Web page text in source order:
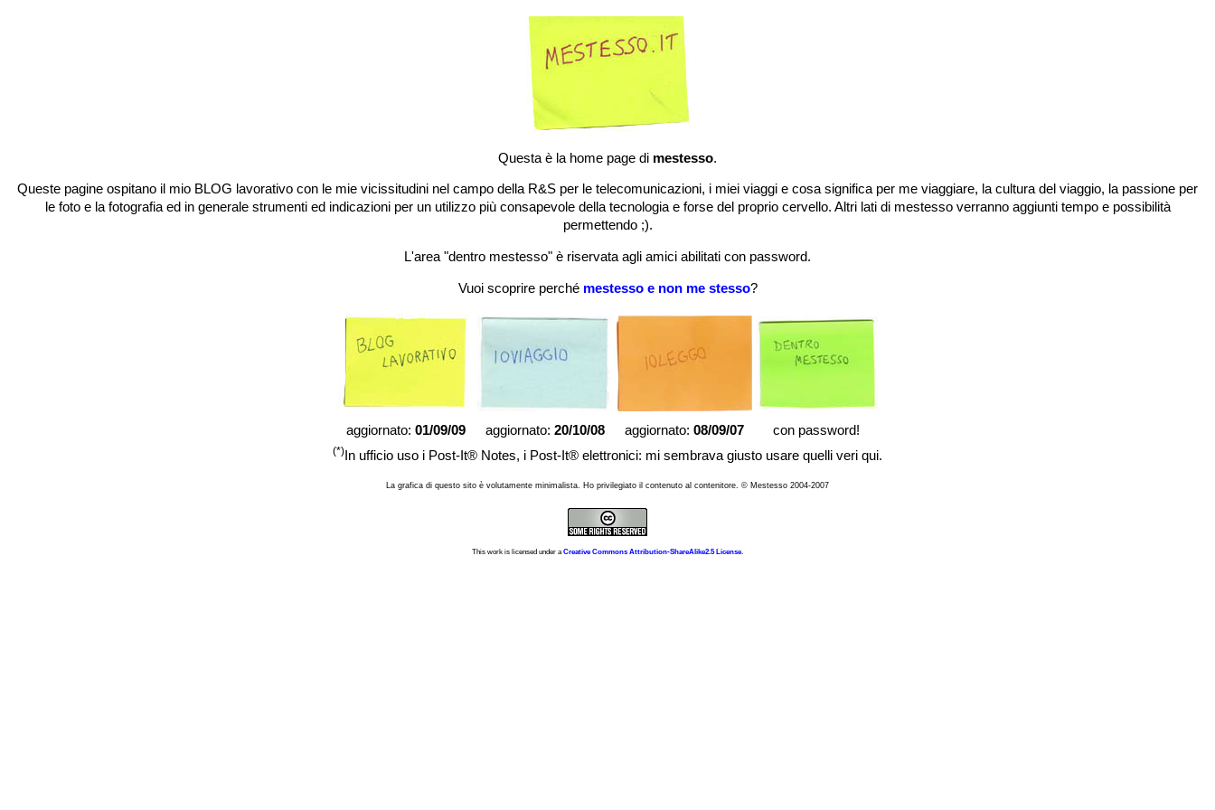
Questa è la home page di mestesso.
Queste pagine ospitano il mio BLOG lavorativo con le mie vicissitudini nel campo della R&S per le telecomunicazioni, i miei viaggi e cosa significa per me viaggiare, la cultura del viaggio, la passione per
le foto e la fotografia ed in generale strumenti ed indicazioni per un utilizzo più consapevole della tecnologia e forse del proprio cervello. Altri lati di mestesso verranno aggiunti tempo e possibilità
permettendo ;).
L'area "dentro mestesso" è riservata agli amici abilitati con password.
Vuoi scoprire perché mestesso e non me stesso?
aggiornato: 01/09/09 aggiornato: 20/10/08 aggiornato: 08/09/07 con password!
(*)In ufficio uso i Post-It® Notes, i Post-It® elettronici: mi sembrava giusto usare quelli veri qui.
La grafica di questo sito è volutamente minimalista. Ho privilegiato il contenuto al contenitore. © Mestesso 2004-2007
This work is licensed under a Creative Commons Attribution-ShareAlike2.5 License.